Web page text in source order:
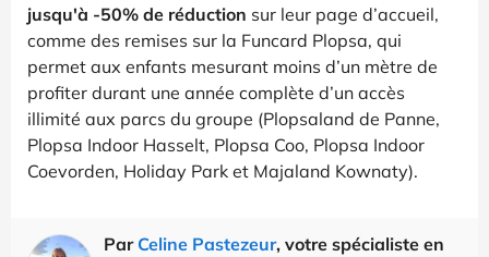
jusqu'à -50% de réduction sur leur page d’accueil,
comme des remises sur la Funcard Plopsa, qui
permet aux enfants mesurant moins d’un mètre de
profiter durant une année complète d’un accès
illimité aux parcs du groupe (Plopsaland de Panne,
Plopsa Indoor Hasselt, Plopsa Coo, Plopsa Indoor
Coevorden, Holiday Park et Majaland Kownaty).
Par Celine Pastezeur, votre spécialiste en